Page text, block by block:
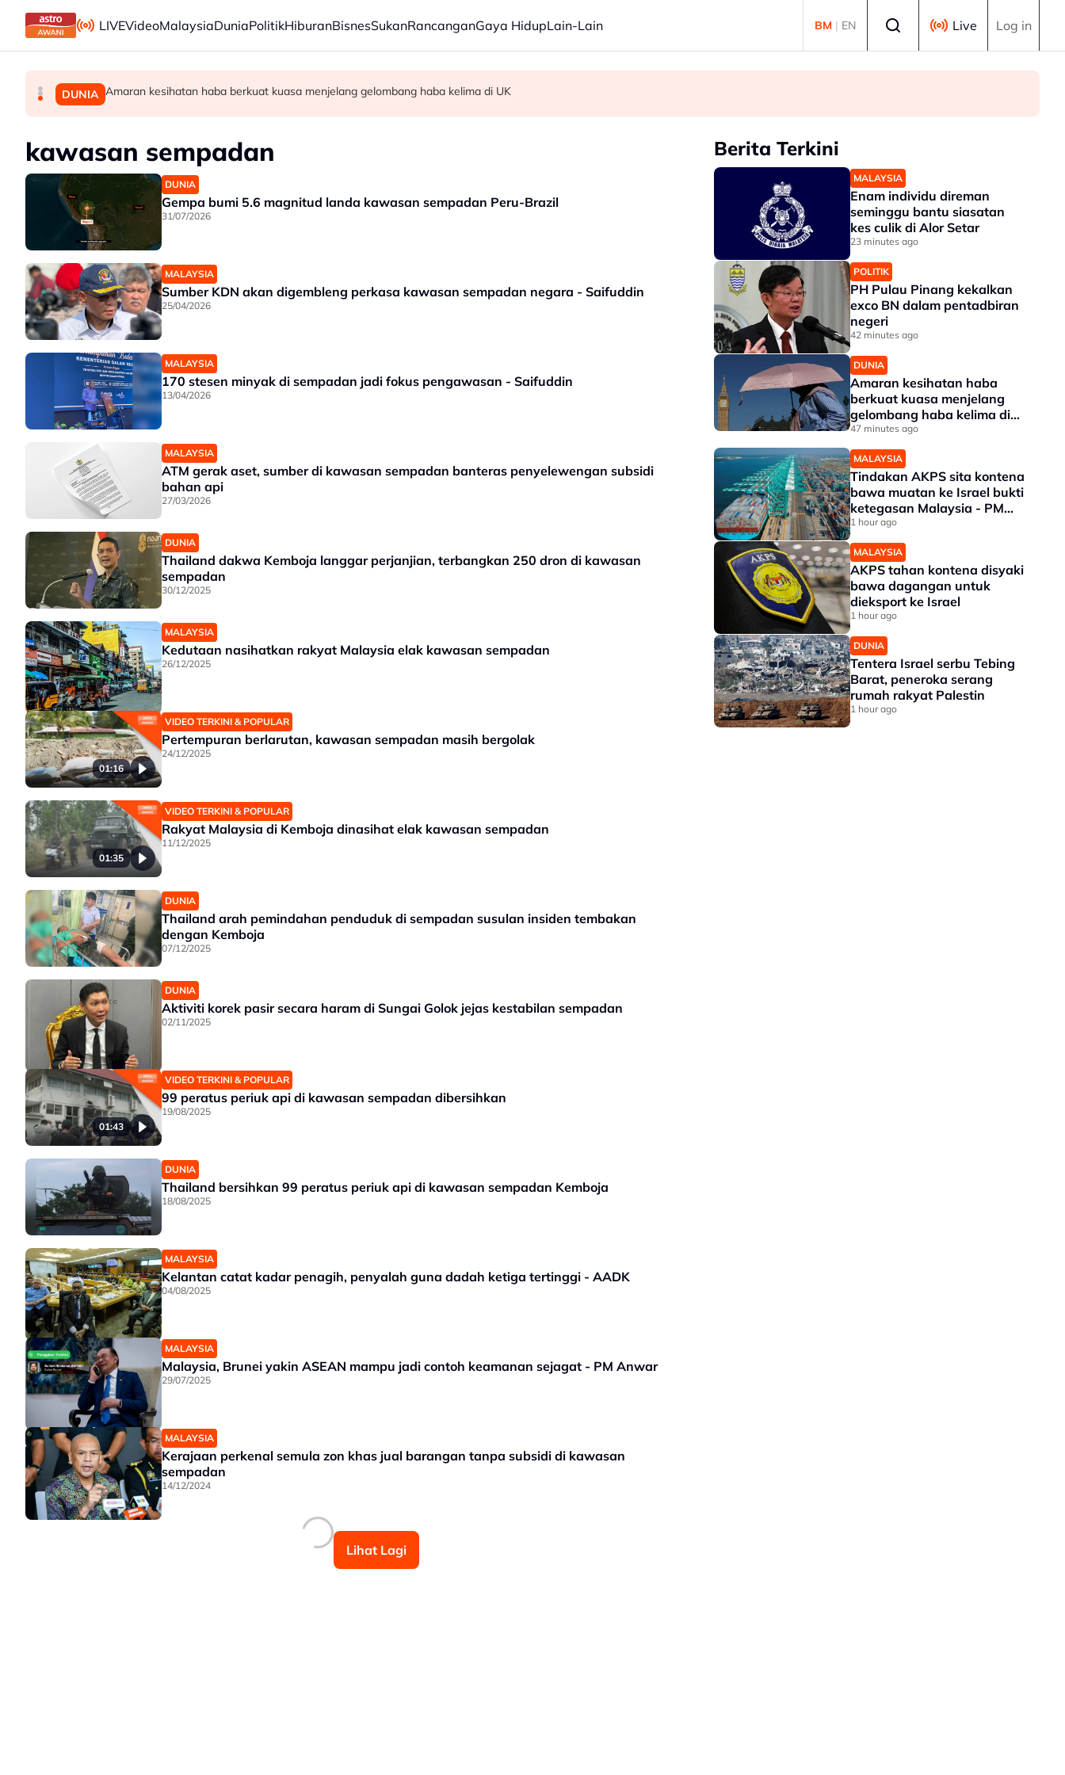
Skip to main content
LIVEVideoMalaysiaDuniaPolitikHiburanBisnesSukanRancanganGaya HidupLain-Lain BM | EN Live Log in
MALAYSIA Enam individu direman seminggu bantu siasatan kes culik di Alor Setar
POLITIK PH Pulau Pinang kekalkan exco BN dalam pentadbiran negeri
DUNIA Amaran kesihatan haba berkuat kuasa menjelang gelombang haba kelima di UK
kawasan sempadan
DUNIA
Gempa bumi 5.6 magnitud landa kawasan sempadan Peru-Brazil
31/07/2026
MALAYSIA
Sumber KDN akan digembleng perkasa kawasan sempadan negara - Saifuddin
25/04/2026
MALAYSIA
170 stesen minyak di sempadan jadi fokus pengawasan - Saifuddin
13/04/2026
MALAYSIA
ATM gerak aset, sumber di kawasan sempadan banteras penyelewengan subsidi
bahan api
27/03/2026
DUNIA
Thailand dakwa Kemboja langgar perjanjian, terbangkan 250 dron di kawasan
sempadan
30/12/2025
MALAYSIA
Kedutaan nasihatkan rakyat Malaysia elak kawasan sempadan
26/12/2025
01:16
VIDEO TERKINI & POPULAR
Pertempuran berlarutan, kawasan sempadan masih bergolak
24/12/2025
01:35
VIDEO TERKINI & POPULAR
Rakyat Malaysia di Kemboja dinasihat elak kawasan sempadan
11/12/2025
DUNIA
Thailand arah pemindahan penduduk di sempadan susulan insiden tembakan
dengan Kemboja
07/12/2025
DUNIA
Aktiviti korek pasir secara haram di Sungai Golok jejas kestabilan sempadan
02/11/2025
01:43
VIDEO TERKINI & POPULAR
99 peratus periuk api di kawasan sempadan dibersihkan
19/08/2025
DUNIA
Thailand bersihkan 99 peratus periuk api di kawasan sempadan Kemboja
18/08/2025
MALAYSIA
Kelantan catat kadar penagih, penyalah guna dadah ketiga tertinggi - AADK
04/08/2025
MALAYSIA
Malaysia, Brunei yakin ASEAN mampu jadi contoh keamanan sejagat - PM Anwar
29/07/2025
MALAYSIA
Kerajaan perkenal semula zon khas jual barangan tanpa subsidi di kawasan
sempadan
14/12/2024
Lihat Lagi
Berita Terkini
MALAYSIA
Enam individu direman
seminggu bantu siasatan
kes culik di Alor Setar
23 minutes ago
POLITIK
PH Pulau Pinang kekalkan
exco BN dalam pentadbiran
negeri
42 minutes ago
DUNIA
Amaran kesihatan haba
berkuat kuasa menjelang
gelombang haba kelima di
UK
47 minutes ago
MALAYSIA
Tindakan AKPS sita kontena
bawa muatan ke Israel bukti
ketegasan Malaysia - PM
Anwar
1 hour ago
MALAYSIA
AKPS tahan kontena disyaki
bawa dagangan untuk
dieksport ke Israel
1 hour ago
DUNIA
Tentera Israel serbu Tebing
Barat, peneroka serang
rumah rakyat Palestin
1 hour ago